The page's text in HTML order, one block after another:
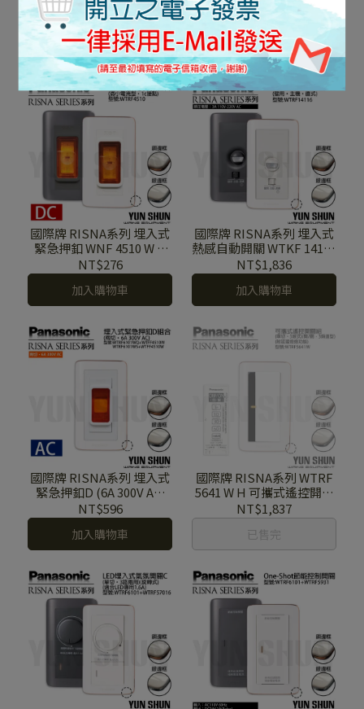
5498 W/H 埋入式電捲門用
開關 附蓋板
NT$621
加入購物車
5401 W/H 埋入式電鈴開關
電鈴押扣 (單切) 含蓋板
NT$391
已售完
國際牌 RISNA系列 埋入式
緊急押釦 WNF 4510 W H
(DC)(白色/灰色)(微小電流
型)(1c接點) 含蓋板
NT$276
加入購物車
國際牌 RISNA系列 埋入式
熱感自動開關 WTKF 14116
/141160 W H 含蓋板
NT$1,836
加入購物車
國際牌 RISNA系列 埋入式
緊急押釦D (6A 300V AC)
WNF 4510 W (AC)(白色) 含
蓋板
NT$596
加入購物車
國際牌 RISNA系列 WTRF
5641 W H 可攜式遙控開關
(附延遲熄燈功能) 含蓋板
NT$1,837
已售完